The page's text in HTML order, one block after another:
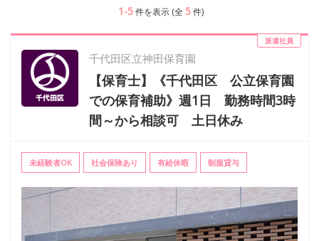
1-5 件を表示 (全 5 件)
派遣社員
千代田区立神田保育園
【保育士】《千代田区 公立保育園
での保育補助》週1日 勤務時間3時
間～から相談可 土日休み
未経験者OK 社会保険あり 有給休暇 制服貸与